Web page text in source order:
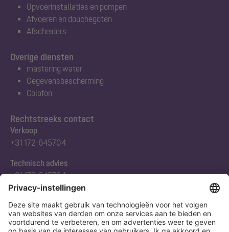
Opvoerinstallaties en pompen
Afvoeren en douchegoten
Afscheiders
Rechtstreeks contact
Verkoop
+31 172-645704
Technisch advies
+31 172-645704
Abonneert u zich op onze nieuwsbrief
Nu aanmelden
Overige diensten
mastering water
Gegevensbescherming
Colofon